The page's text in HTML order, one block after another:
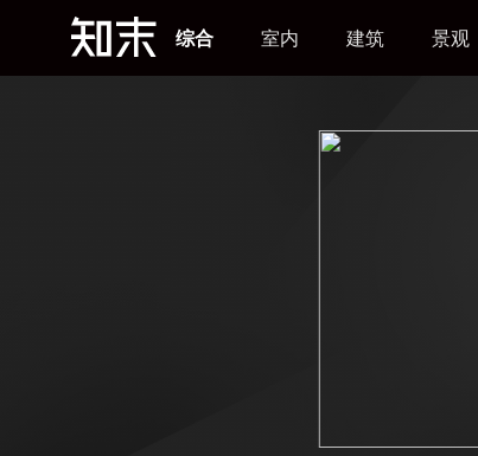
综合 室内 建筑 景观